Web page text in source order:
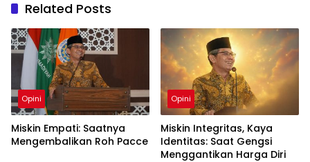
Related Posts
Opini
Miskin Empati: Saatnya
Mengembalikan Roh Pacce
Opini
Miskin Integritas, Kaya
Identitas: Saat Gengsi
Menggantikan Harga Diri